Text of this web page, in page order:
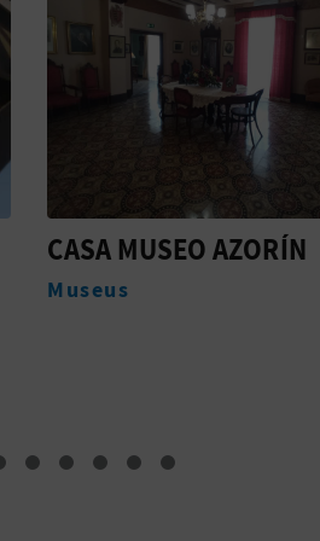
FESTES EN MONÒVER
Festes